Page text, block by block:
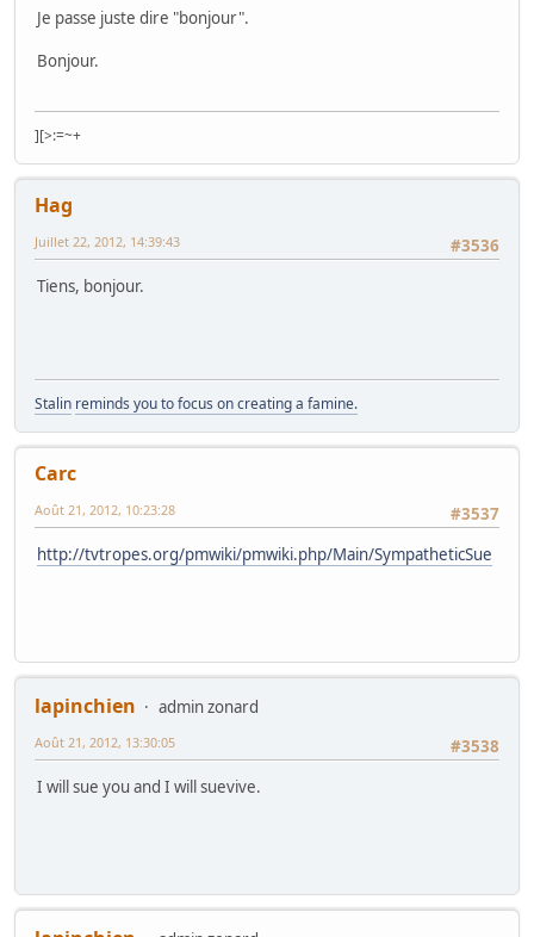
Je passe juste dire "bonjour".
Bonjour.
][>:=~+
Hag
#3536
Juillet 22, 2012, 14:39:43
Tiens, bonjour.
Stalin reminds you to focus on creating a famine.
Carc
#3537
Août 21, 2012, 10:23:28
http://tvtropes.org/pmwiki/pmwiki.php/Main/SympatheticSue
lapinchien
admin zonard
#3538
Août 21, 2012, 13:30:05
I will sue you and I will suevive.